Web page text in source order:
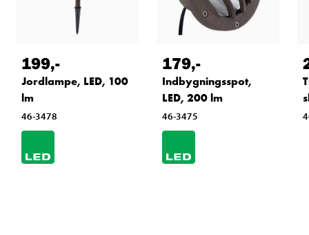
199,-
Jordlampe, LED, 100
lm
46-3478
179,-
Indbygningsspot,
LED, 200 lm
46-3475